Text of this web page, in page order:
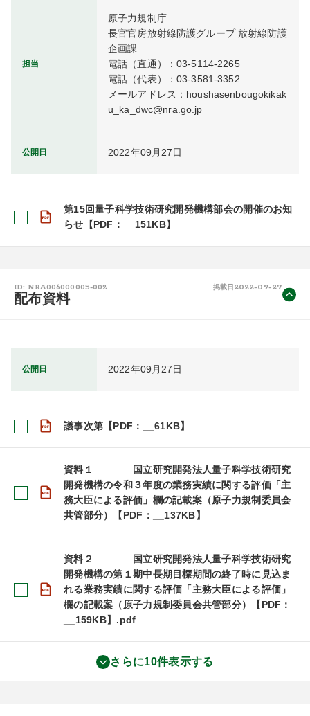
担当
原子力規制庁
長官官房放射線防護グループ 放射線防護
企画課
電話（直通）：03-5114-2265
電話（代表）：03-3581-3352
メールアドレス：houshasenbougokikak
u_ka_dwc@nra.go.jp
公開日 2022年09月27日
第15回量子科学技術研究開発機構部会の開催のお知
らせ【PDF：__151KB】
ID: NRA006000005-002 掲載日 2022-09-27
配布資料
公開日 2022年09月27日
議事次第【PDF：__61KB】
資料１ 国立研究開発法人量子科学技術研究
開発機構の令和３年度の業務実績に関する評価「主
務大臣による評価」欄の記載案（原子力規制委員会
共管部分）【PDF：__137KB】
資料２ 国立研究開発法人量子科学技術研究
開発機構の第１期中長期目標期間の終了時に見込ま
れる業務実績に関する評価「主務大臣による評価」
欄の記載案（原子力規制委員会共管部分）【PDF：
__159KB】.pdf
さらに10件表示する